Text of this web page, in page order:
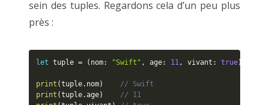
sein des tuples. Regardons cela d’un peu plus
près :
let tuple = ( nom: "Swift" , age: 11, vivant : true)
print (tuple. nom)
// Swift
print (tuple.age)
// 11